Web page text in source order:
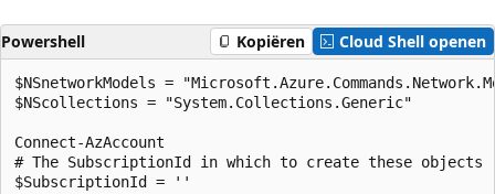
Powershell Kopiëren Cloud Shell openen
$NSnetworkModels =
$NScollections = "System.Collections.Generic"
Connect-AzAccount
# The SubscriptionId in which to create these objects
$SubscriptionId = ''